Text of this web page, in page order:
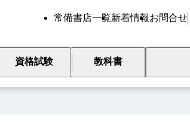
常備書店一覧新着情報お問合せ
資格試験 教科書